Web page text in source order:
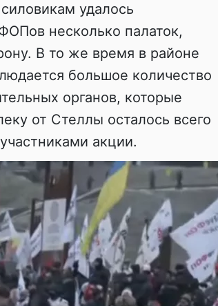
удалось
несколько палаток,
В то же время в районе
большое количество
органов, которые
от Стеллы осталось всего
акции.